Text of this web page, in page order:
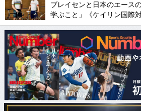
ブレイセンと日本のエース
学ぶこと」《ケイリン国際